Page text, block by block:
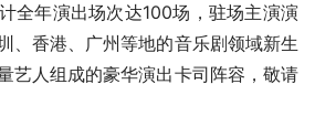
全年演出场次达100场，驻场主演演
、香港、广州等地的音乐剧领域新生
艺人组成的豪华演出卡司阵容，敬请